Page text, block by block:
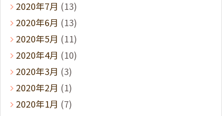
2020年7月 (13)
2020年6月 (13)
2020年5月 (11)
2020年4月 (10)
2020年3月 (3)
2020年2月 (1)
2020年1月 (7)